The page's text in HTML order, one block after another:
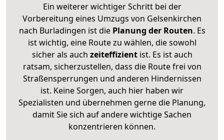
Ein weiterer wichtiger Schritt bei der
Vorbereitung eines Umzugs von Gelsenkirchen
nach Burladingen ist diePlanung der Routen. Es
ist wichtig, eine Route zu wählen, die sowohl
sicher als auch zeiteffizientist. Es ist auch
ratsam, sicherzustellen, dass die Route frei von
Straßensperrungen und anderen Hindernissen
ist. Keine Sorgen, auch hier haben wir
Spezialisten und übernehmen gerne die Planung,
damit Sie sich auf andere wichtige Sachen
konzentrieren können.